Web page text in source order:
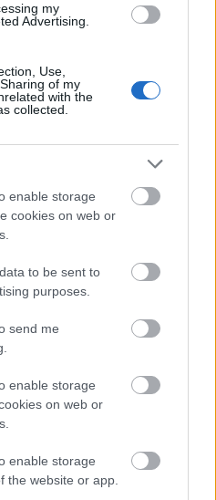
my
Advertising.
Use,
of my
with the
collected.
enable storage
cookies on web or
to be sent to
purposes.
send me
enable storage
on web or
enable storage
the website or app.
φορά που θα σχολιάσω.
Πάντα
Η Αγέλη σχηματίζει κύκλο. Τα
φωνάζοντας το όνομα του
στο χώρο. Ο Ακέλα φωνάζει ένα
το όνομά του μένει